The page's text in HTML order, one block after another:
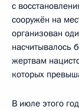
с
сооружён на
организован
насчитывалось
жертвам
которых
В июле этого